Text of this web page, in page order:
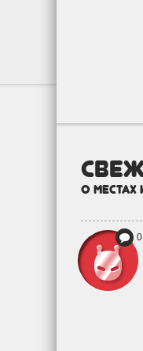
о местах
0